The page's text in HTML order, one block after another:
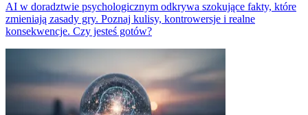
AI w doradztwie psychologicznym odkrywa szokujące fakty, które
zmieniają zasady gry. Poznaj kulisy, kontrowersje i realne
konsekwencje. Czy jesteś gotów?